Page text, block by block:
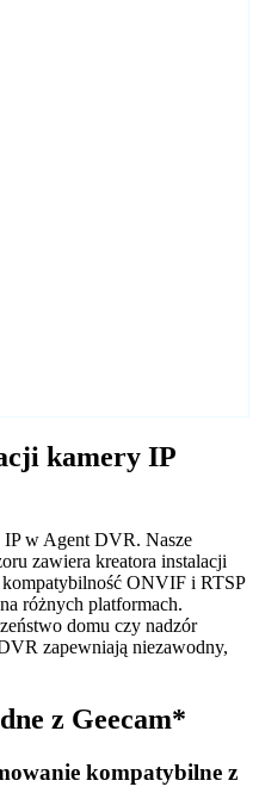
kamery IP
IP w Agent DVR. Nasze
zawiera kreatora instalacji
ONVIF i RTSP
różnych platformach.
domu czy nadzór
zapewniają niezawodny,
z Geecam*
kompatybilne z